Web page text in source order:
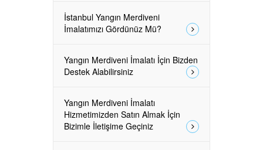
İstanbul Yangın Merdiveni
İmalatımızı Gördünüz Mü?
Yangın Merdiveni İmalatı İçin Bizden
Destek Alabilirsiniz
Yangın Merdiveni İmalatı
Hizmetimizden Satın Almak İçin
Bizimle İletişime Geçiniz